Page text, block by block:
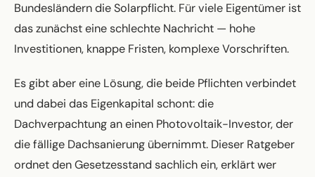
Bundesländern die Solarpflicht. Für viele Eigentümer ist
das zunächst eine schlechte Nachricht — hohe
Investitionen, knappe Fristen, komplexe Vorschriften.
Es gibt aber eine Lösung, die beide Pflichten verbindet
und dabei das Eigenkapital schont: die
Dachverpachtung an einen Photovoltaik-Investor, der
die fällige Dachsanierung übernimmt. Dieser Ratgeber
ordnet den Gesetzesstand sachlich ein, erklärt wer